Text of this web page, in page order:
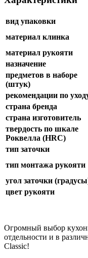
вид упаковки
материал клинка
материал рукояти
назначение
предметов в наборе
(штук)
рекомендации по
страна бренда
страна изготовитель
твердость по шкале
Роквелла (HRC)
тип заточки
тип монтажа рукояти
угол заточки
цвет рукояти
Огромный выбор
отдельности и в
Classic!